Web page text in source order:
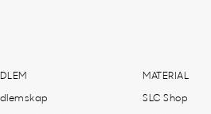
MATERIAL
SLC Shop